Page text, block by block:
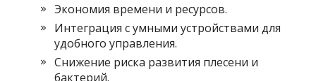
Экономия времени и ресурсов.
Интеграция с умными устройствами для
удобного управления.
Снижение риска развития плесени и
бактерий.